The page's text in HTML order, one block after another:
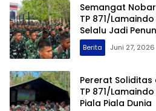
Semangat
TP 871/
Selalu Jadi
Tugas
Berita Juni 27, 2026
Pererat Soliditas
TP 871/
Piala Piala Dunia